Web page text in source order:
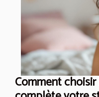
Comment